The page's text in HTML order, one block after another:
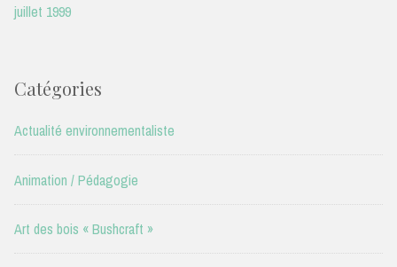
juillet 1999
Catégories
Actualité environnementaliste
Animation / Pédagogie
Art des bois « Bushcraft »